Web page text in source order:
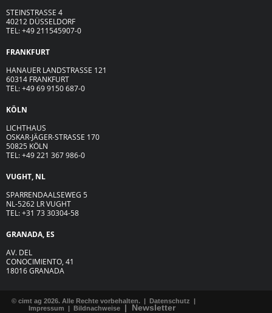
STEINSTRASSE 4
40212 DÜSSELDORF
TEL: +49 211545907-0
FRANKFURT
HANAUER LANDSTRASSE 121
60314 FRANKFURT
TEL: +49 69 9150 687-0
KÖLN
LICHTHAUS
OSKAR-JÄGER-STRASSE 170
50825 KÖLN
TEL: +49 221 367 986-0
VUGHT, NL
SPARRENDAALSEWEG 5
NL-5262 LR VUGHT
TEL: +31 73 30304-58
GRANADA, ES
AV. DEL
CONOCIMIENTO, 41
18016 GRANADA
© cimt ag 2026. Alle Rechte vorbehalten. | Datenschutz |
Impressum
| Bildnachweise | Newsletter